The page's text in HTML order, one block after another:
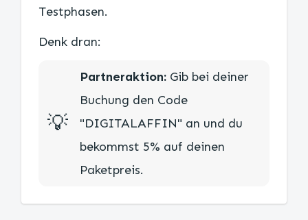
Testphasen.
Denk dran:
💡​
Partneraktion: Gib bei deiner
Buchung den Code
"DIGITALAFFIN" an und du
bekommst 5% auf deinen
Paketpreis.